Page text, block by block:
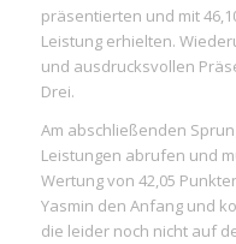
präsentierten und mit
Leistung erhielten.
und ausdrucksvollen
Drei.
Am abschließenden
Leistungen abrufen und
Wertung von 42,05
Yasmin den Anfang und
die leider noch nicht auf